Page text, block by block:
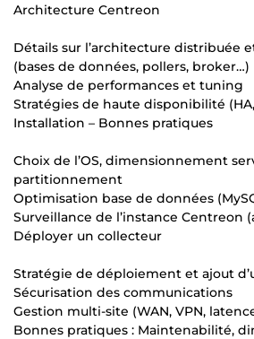
Architecture Centreon
Détails sur l’architecture distribuée
(bases de données, pollers, broker…)
Analyse de performances et tuning
Stratégies de haute disponibilité
Installation – Bonnes pratiques
Choix de l’OS, dimensionnement
partitionnement
Optimisation base de données
Surveillance de l’instance Centreon
Déployer un collecteur
Stratégie de déploiement et ajout
Sécurisation des communications
Gestion multi-site (WAN, VPN,
Bonnes pratiques : Maintenabilité,